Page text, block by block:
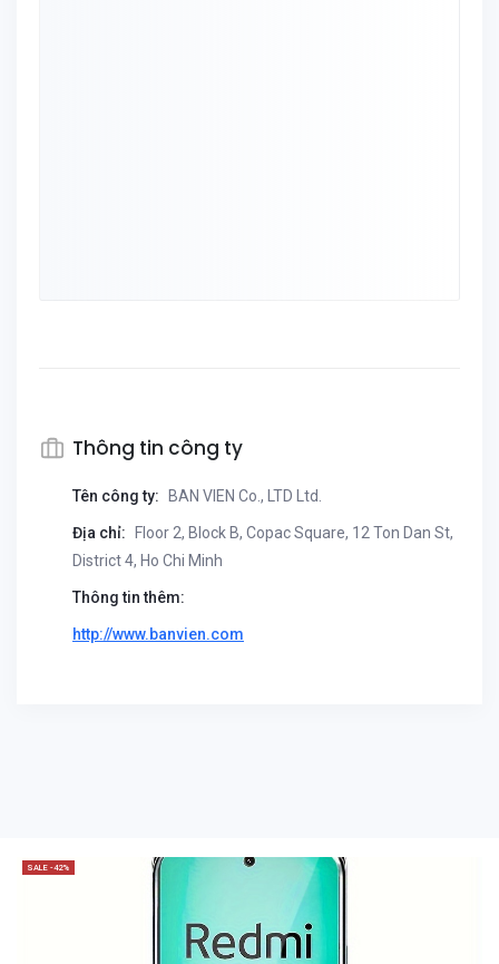
Thông tin công ty
Tên công ty: BAN VIEN Co., LTD Ltd.
Địa chỉ:
Floor 2, Block B, Copac Square, 12 Ton Dan St,
District 4, Ho Chi Minh
Thông tin thêm:
http://www.banvien.com
SALE -42%